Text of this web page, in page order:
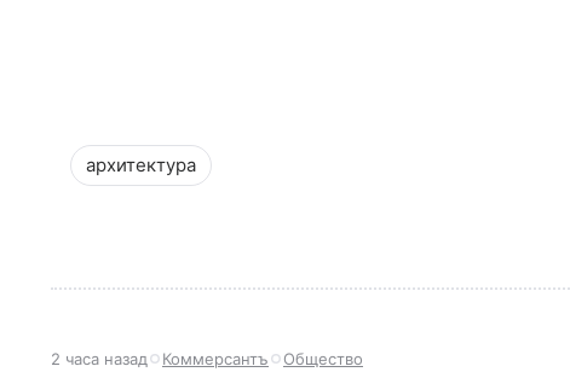
архитектура
2 часа назад Коммерсантъ Общество